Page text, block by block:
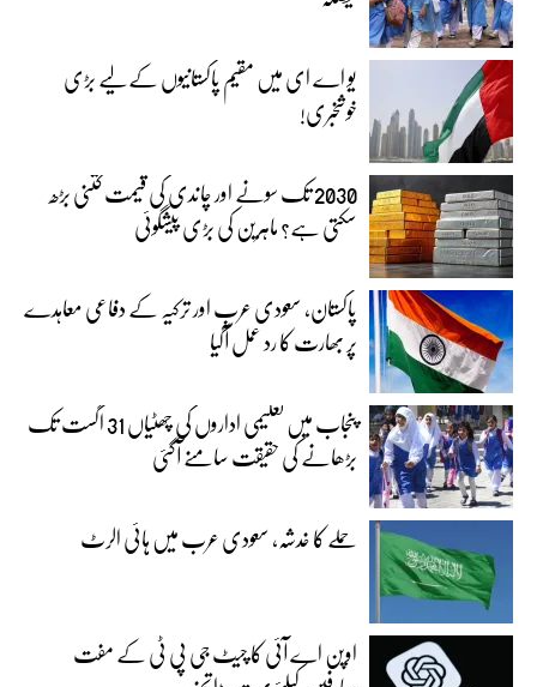
یو اے ای میں مقیم پاکستانیوں کے لیے بڑی
خوشخبری!
2030 تک سونے اور چاندی کی قیمت کتنی بڑھ
سکتی ہے؟ ماہرین کی بڑی پیشگوئی
پاکستان، سعودی عرب اور ترکیہ کے دفاعی معاہدے
پر بھارت کا رد عمل آگیا
پنجاب میں تعلیمی اداروں کی چھٹیاں 31 اگست تک
بڑھانے کی حقیقت سامنے آگئی
حملے کا خدشہ، سعودی عرب میں ہائی الرٹ
اوپن اے آئی کا چیٹ جی پی ٹی کے مفت